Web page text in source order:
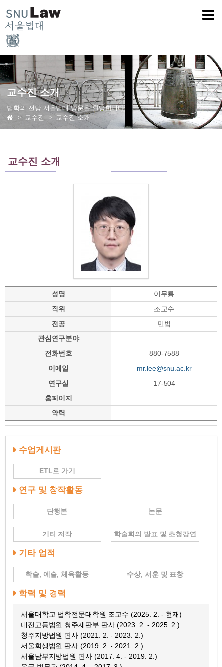
교수진 소개
법학의 전당 서울법대 방문을 환영합니다
교수진
교수진 소개
교수진 소개
성명
이무룡
직위
조교수
전공
민법
관심연구분야
전화번호
880-7588
이메일
mr.lee@snu.ac.kr
연구실
17-504
홈페이지
약력
수업게시판
ETL로 가기
연구 및 창작활동
단행본 논문
기타 저작 학술회의 발표 및 초청강연
기타 업적
학술, 예술, 체육활동 수상, 서훈 및 표창
학력 및 경력
서울대학교 법학전문대학원 조교수 (2025. 2. - 현재)
대전고등법원 청주재판부 판사 (2023. 2. - 2025. 2.)
청주지방법원 판사 (2021. 2. - 2023. 2.)
서울회생법원 판사 (2019. 2. - 2021. 2.)
서울남부지방법원 판사 (2017. 4. - 2019. 2.)